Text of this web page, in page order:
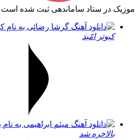
موزیک در ستاد ساماندهی ثبت شده است
کبوتر امّید
بالاخره شد